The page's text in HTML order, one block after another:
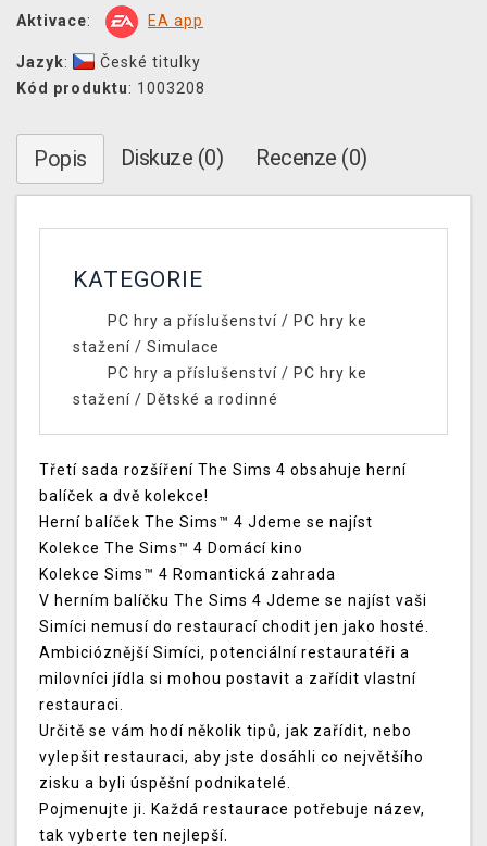
Aktivace: EA app
Jazyk:
České titulky
Kód produktu: 1003208
Popis Diskuze (0) Recenze (0)
KATEGORIE
PC hry a příslušenství/ PC hry ke
stažení / Simulace
PC hry a příslušenství/ PC hry ke
stažení / Dětské a rodinné
Třetí sada rozšíření The Sims 4 obsahuje herní
balíček a dvě kolekce!
Herní balíček The Sims™ 4 Jdeme se najíst
Kolekce The Sims™ 4 Domácí kino
Kolekce Sims™ 4 Romantická zahrada
V herním balíčku The Sims 4 Jdeme se najíst vaši
Simíci nemusí do restaurací chodit jen jako hosté.
Ambicióznější Simíci, potenciální restauratéři a
milovníci jídla si mohou postavit a zařídit vlastní
restauraci.
Určitě se vám hodí několik tipů, jak zařídit, nebo
vylepšit restauraci, aby jste dosáhli co největšího
zisku a byli úspěšní podnikatelé.
Pojmenujte ji. Každá restaurace potřebuje název,
tak vyberte ten nejlepší.